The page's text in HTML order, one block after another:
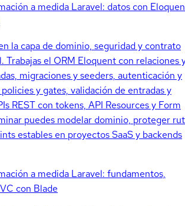
a medida Laravel: datos con
la capa de dominio, seguridad y contrato
Trabajas el ORM Eloquent con relaciones
migraciones y seeders, autenticación y
y gates, validación de entradas y
REST con tokens, API Resources y Form
puedes modelar dominio, proteger
estables en proyectos SaaS y backends
a medida Laravel: fundamentos,
con Blade